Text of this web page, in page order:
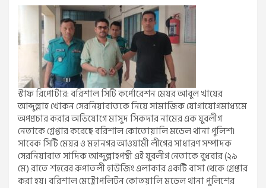
স্টাফ রিপোর্টার: বরিশাল সিটি কর্পোরেশন মেয়র আবুল খায়ের
আব্দুল্লাহ খোকন সেরনিয়াবাতকে নিয়ে সামাজিক যোগাযোগমাধ্যমে
অপপ্রচার করার অভিযোগে মাসুদ সিকদার নামের এক যুবলীগ
নেতাকে গ্রেপ্তার করেছে বরিশাল কোতোয়ালি মডেল থানা পুলিশ।
সাবেক সিটি মেয়র ও মহানগর আওয়ামী লীগের সাধারণ সম্পাদক
সেরনিয়াবাত সাদিক আব্দুল্লাহপন্থী এই যুবলীগ নেতাকে বুধবার (২৯
মে) রাতে শহরের রুপাতলী হাউজিং এলাকার একটি বাসা থেকে গ্রেপ্তার
করা হয়। বরিশাল মেট্রোপলিটন কোতয়ালি মডেল থানা পুলিশের